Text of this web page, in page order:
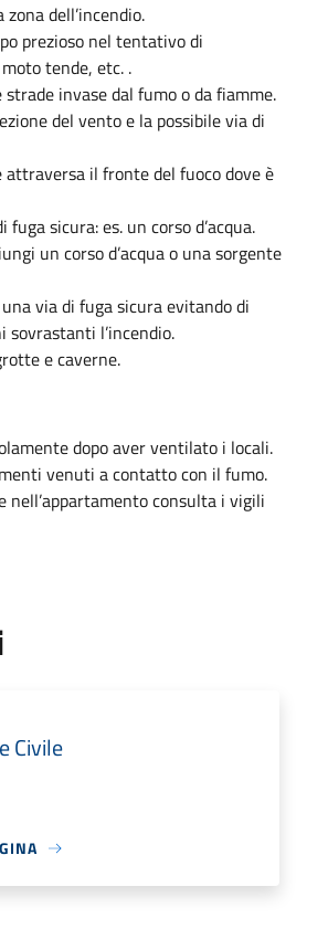
dell’incendio.
prezioso nel tentativo di
tende, etc. .
invase dal fumo o da fiamme.
del vento e la possibile via di
attraversa il fronte del fuoco dove è
fuga sicura: es. un corso d’acqua.
un corso d’acqua o una sorgente
via di fuga sicura evitando di
sovrastanti l’incendio.
e caverne.
dopo aver ventilato i locali.
venuti a contatto con il fumo.
nell’appartamento consulta i vigili
Civile